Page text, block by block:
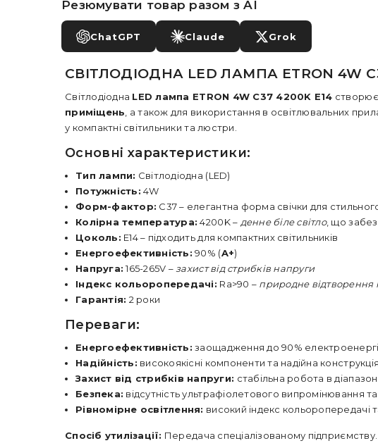
Резюмувати товар разом з AI
ChatGPT Claude Grok
СВІТЛОДІОДНА LED ЛАМПА ETRON 4W
Світлодіодна LED лампа ETRON 4W C37 4200K E14 створює
приміщень , а також для використання в освітлювальних
у компактні світильники та люстри.
Основні характеристики:
Тип лампи: Світлодіодна (LED)
Потужність: 4W
Форм-фактор: C37 – елегантна форма свічки для
Колірна температура: 4200K – денне біле світло, що
Цоколь: E14 – підходить для компактних світильників
Енергоефективність: 90% (A+)
Напруга: 165-265V – захист від стрибків напруги
Індекс кольоропередачі: Ra>90 – природне відтворення
Гарантія: 2 роки
Переваги:
Енергоефективність: заощадження до 90%
Надійність: високоякісні компоненти та надійна конструкція
Захист від стрибків напруги: стабільна робота в
Безпека: відсутність ультрафіолетового випромінювання
Рівномірне освітлення: високий індекс кольоропередачі
Спосіб утилізації: Передача спеціалізованому підприємству.